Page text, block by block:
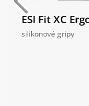
ESI Fit XC
silikonové gripy